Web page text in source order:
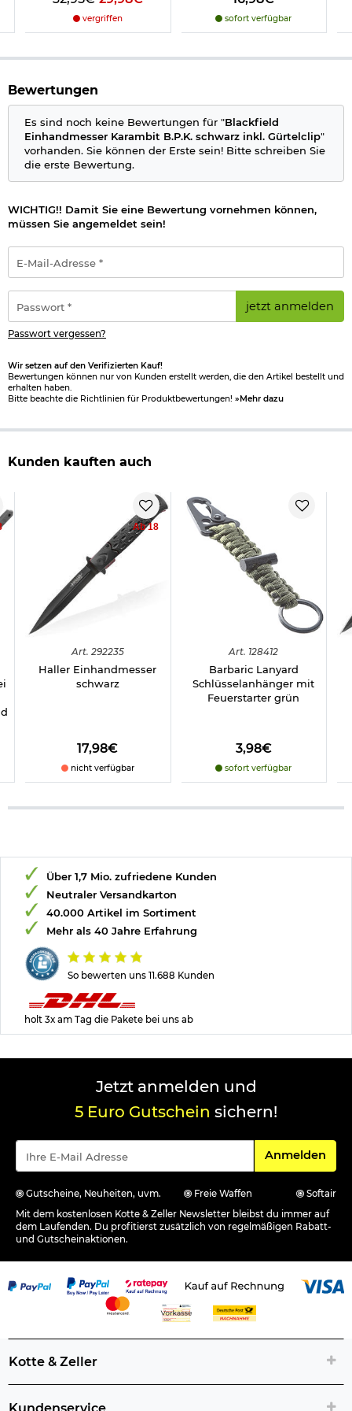
Material Griff: Aluminium
Bestimmte Messer dürfen nicht überall geführt werden,
deshalb beachten Sie bitte folgendenInformationslinküber
dasFühren von Messern§42a.
Jahren - Dieser Artikel kann nur versendet werden, wenn Sie
uns einen
Altersnachweis
zusenden, sofern uns dieser noch
nicht vorliegt. (Bitte den Link:
Infos anklicken.)
Herstellerinformationen
vergriffen sofort verfügbar
Bewertungen
Es sind noch keine Bewertungen für "Blackfield
Einhandmesser Karambit B.P.K. schwarz inkl. Gürtelclip"
vorhanden. Sie können der Erste sein! Bitte schreiben Sie
die erste Bewertung.
WICHTIG!! Damit Sie eine Bewertung vornehmen können,
müssen Sie angemeldet sein!
Mail-
Adresse
*
jetzt anmelden
Passwort vergessen?
Wir setzen auf den Verifizierten Kauf!
Bewertungen können nur von Kunden erstellt werden, die den Artikel bestellt und
erhalten haben.
Bitte beachte die Richtlinien für Produktbewertungen! »Mehr dazu
Kunden kauften auch
Ab 18
Art. 292235
Haller Einhandmesser
schwarz
17,98€
nicht verfügbar
Art. 128412
Barbaric Lanyard
Schlüsselanhänger mit
Feuerstarter grün
3,98€
sofort verfügbar
So bewerten uns 11.688 Kunden
Über 1,7 Mio. zufriedene Kunden
Neutraler Versandkarton
40.000 Artikel im Sortiment
Mehr als 40 Jahre Erfahrung
holt 3x am Tag die Pakete bei uns ab
Jetzt anmelden und
5 Euro Gutschein sichern!
Für den
Anmelden
Gutscheine, Neuheiten, uvm. Freie Waffen
Softair
Mit dem kostenlosen Kotte & Zeller Newsletter bleibst du immer auf
dem Laufenden. Du profitierst zusätzlich von regelmäßigen Rabatt-
und Gutscheinaktionen.
Kotte & Zeller
Kundenservice